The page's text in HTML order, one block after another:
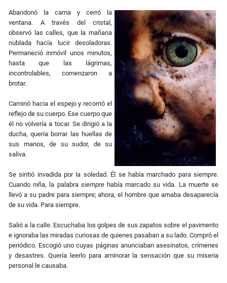
Abandonó la cama y cerró la
ventana. A través del cristal,
observó las calles, que la mañana
nublada hacía lucir desoladoras.
Permaneció inmóvil unos minutos,
hasta que las lágrimas,
incontrolables, comenzaron a
brotar.
Caminó hacia el espejo y recorrió el
reflejo de su cuerpo. Ese cuerpo que
él no volvería a tocar. Se dirigió a la
ducha, quería borrar las huellas de
sus manos, de su sudor, de su
saliva.
Se sintió invadida por la soledad. Él se había marchado para siempre.
Cuando niña, la palabra siemprehabía marcado su vida. La muerte se
llevó a su padre para siempre; ahora, el hombre que amaba desaparecía
de su vida. Para siempre.
Salió a la calle. Escuchaba los golpes de sus zapatos sobre el pavimento
e ignoraba las miradas curiosas de quienes pasaban a su lado. Compró el
periódico. Escogió uno cuyas páginas anunciaban asesinatos, crímenes
y desastres. Quería leerlo para aminorar la sensación que su miseria
personal le causaba.